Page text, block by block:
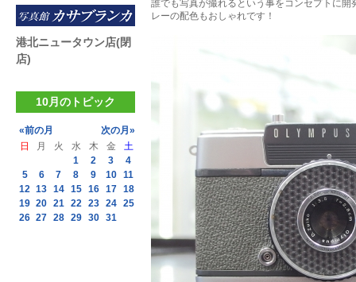
誰でも写真が撮れるという事をコンセプトに
レーの配色もおしゃれです！
港北ニュータウン店(閉
店)
10月のトピック
«前の月
次の月»
日
月 火 水 木 金
土
1
2 3
4
5
6 7 8 9 10
11
12 13 14 15 16 17 18
19 20 21 22 23 24 25
26 27 28 29 30 31